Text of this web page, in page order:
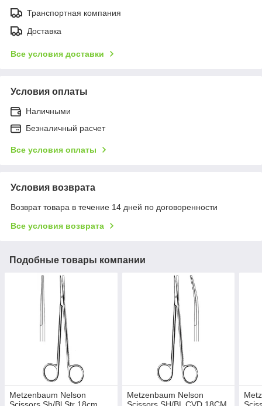
Транспортная компания
Доставка
Все условия доставки
Условия оплаты
Наличными
Безналичный расчет
Все условия оплаты
Условия возврата
Возврат товара в течение 14 дней по договоренности
Все условия возврата
Подобные товары компании
Metzenbaum Nelson
Metzenbaum Nelson